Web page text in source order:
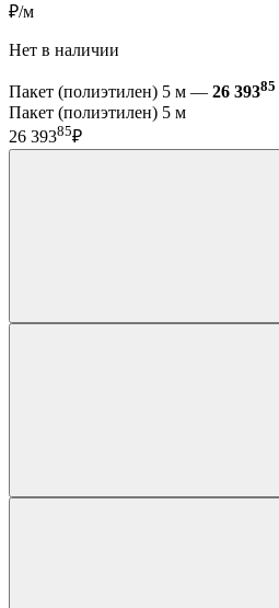
₽/м
Нет в наличии
Пакет (полиэтилен) 5 м — 26 39385
Пакет (полиэтилен) 5 м
26 39385₽